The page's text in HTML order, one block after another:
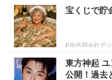
宝くじで貯
PR(合同会社デ
東方神起
公開！過去